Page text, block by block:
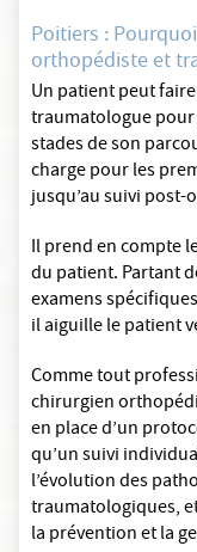
Poitiers :
orthopédiste et
Un patient peut
traumatologue
stades de son
charge pour les
jusqu’au suivi
Il prend en compte
du patient. Partant
examens
il aiguille le patient
Comme tout
chirurgien
en place d’un
qu’un suivi
l’évolution des
traumatologiques,
la prévention et la